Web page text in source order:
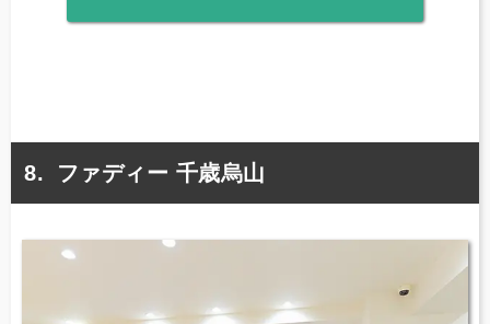
ファディー 千歳烏山